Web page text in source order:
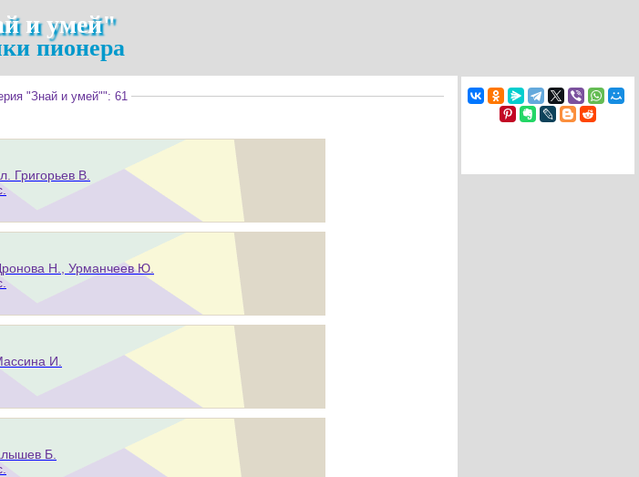
и умей"
пионера
"Знай и умей"": 61
Григорьев В.
Н., Урманчеев Ю.
И.
Б.